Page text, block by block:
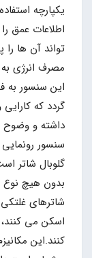
یکپارچه
اطلاعات عمق
تواند آن ها
گردد که
داشته و وضوح
گلوبال شاتر
بدون هیچ نوع
شاترهای
اسکن می
کنند.این